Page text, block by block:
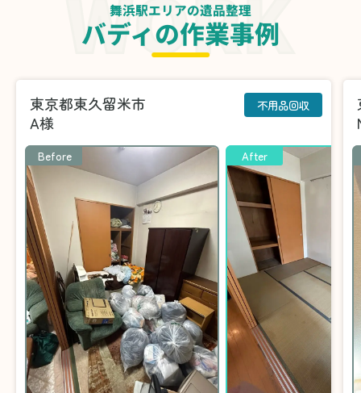
舞浜駅エリアの遺品整理
バディの作業事例
東京都東久留米市
A様
不用品回収
Before After